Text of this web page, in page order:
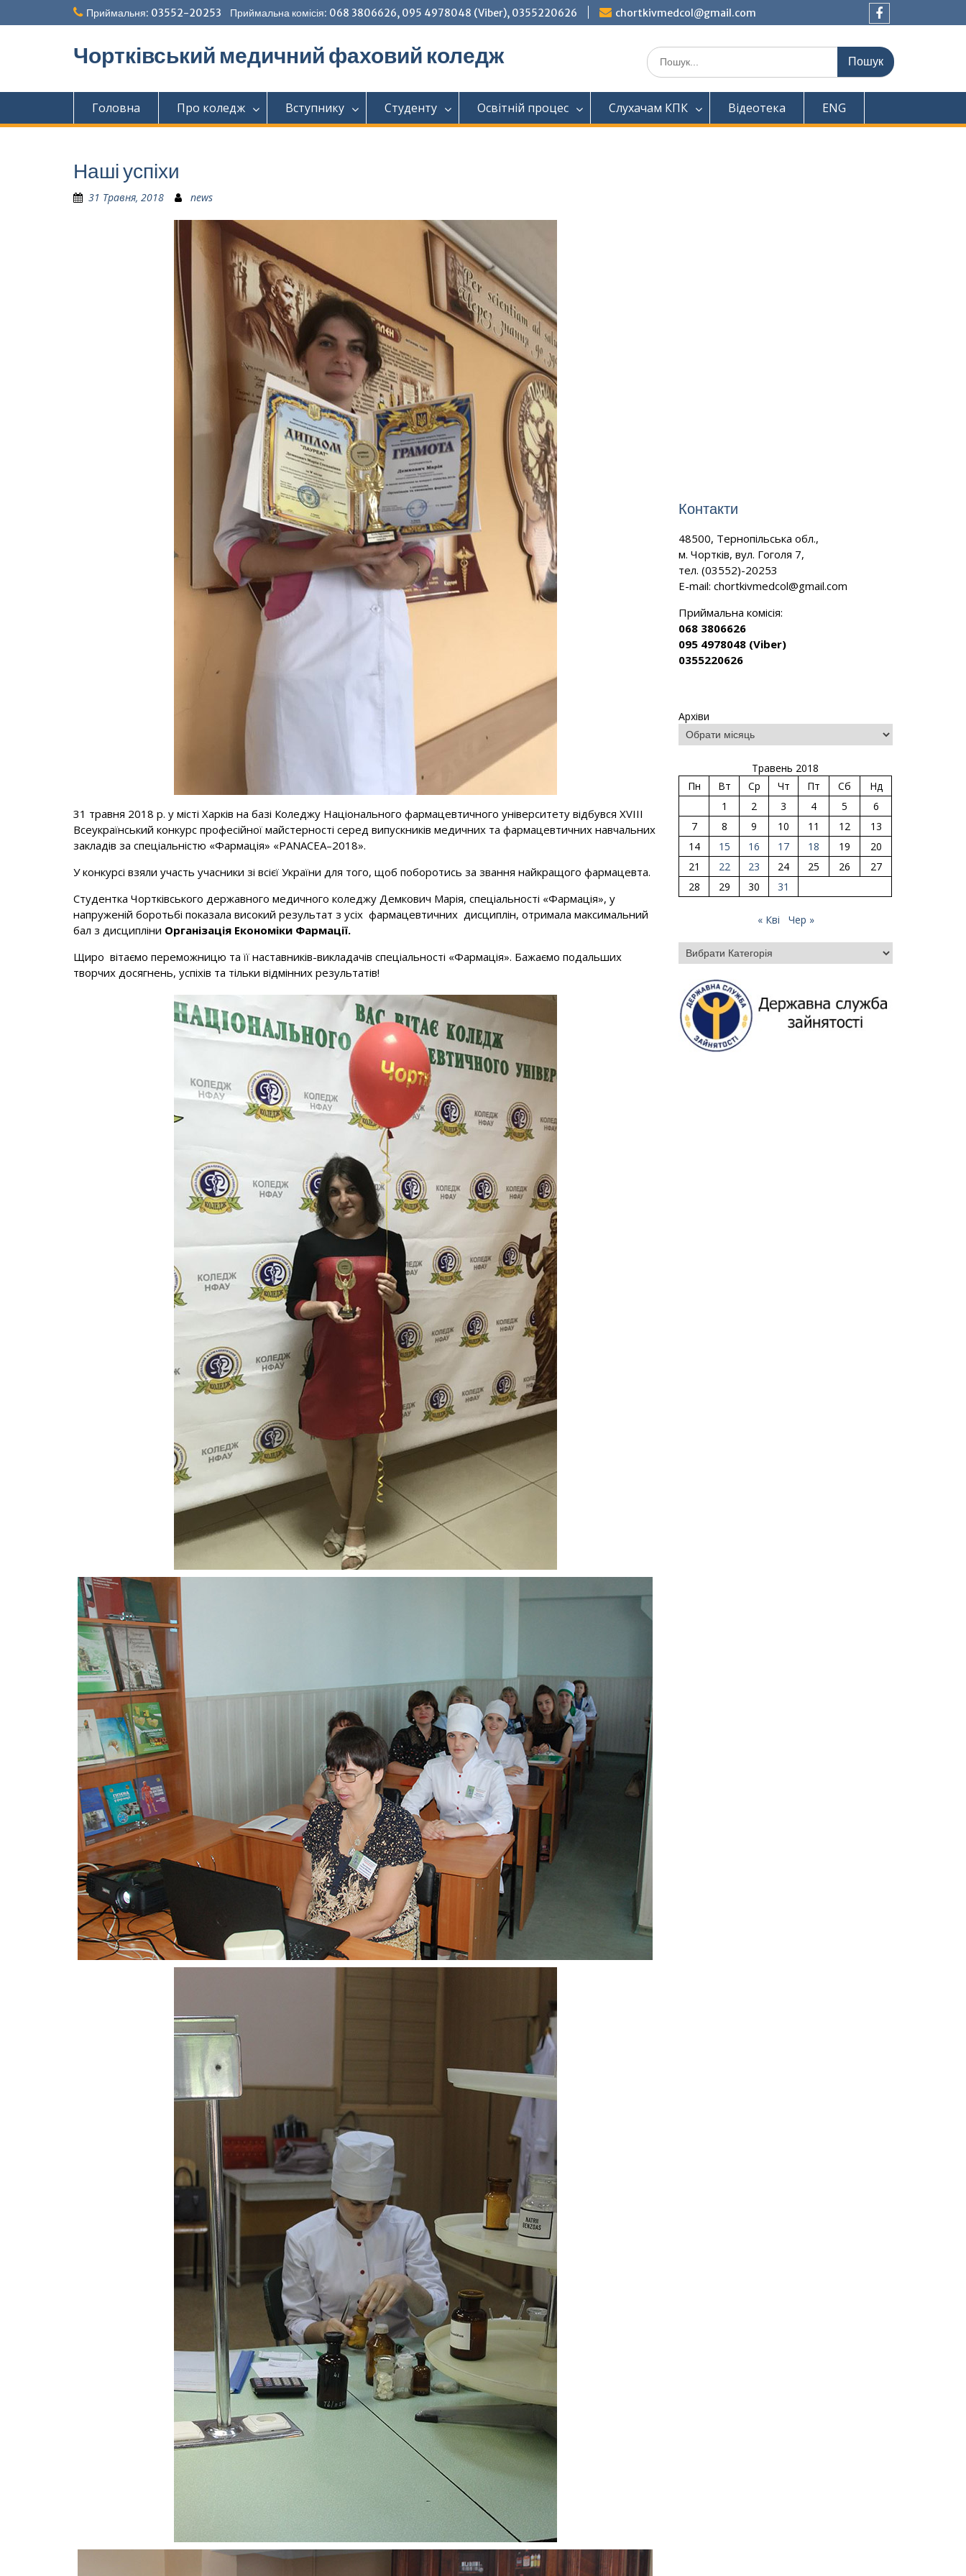
до
Приймальня: 03552-20253 Приймальна комісія: 068 3806626, 095 4978048 (Viber), 0355220626
chortkivmedcol@gmail.com
Чортківський медичний фаховий коледж Шукати:
Головна Про коледж Вступнику Студенту Освітній процес Слухачам КПК Відеотека ENG
Наші успіхи
31 Травня, 2018 news
31 травня 2018 р. у місті Харків на базі Коледжу Національного фармацевтичного університету відбувся XVІІІ
Всеукраїнський конкурс професійної майстерності серед випускників медичних та фармацевтичних навчальних
закладів за спеціальністю «Фармація» «PANACEA–2018».
У конкурсі взяли участь учасники зі всієї України для того, щоб поборотись за звання найкращого фармацевта.
Студентка Чортківського державного медичного коледжу Демкович Марія, спеціальності «Фармація», у
напруженій боротьбі показала високий результат з усіх фармацевтичних дисциплін, отримала максимальний
бал з дисципліни Організація Економіки Фармації.
Щиро вітаємо переможницю та її наставників-викладачів спеціальності «Фармація». Бажаємо подальших
творчих досягнень, успіхів та тільки відмінних результатів!
Контакти
48500, Тернопільська обл.,
м. Чортків, вул. Гоголя 7,
тел. (03552)-20253
E-mail:chortkivmedcol@gmail.com
Приймальна комісія:
068 3806626
095 4978048 (Viber)
0355220626
Архіви
Травень 2018
Пн
Вт Ср Чт Пт Сб
Нд
1
2 3 4 5
6
7
8 9 10 11 12
13
14
15 16 17 18 19
20
21
22 23 24 25 26
27
28
29 30 31
« Кві Чер »
Категорії